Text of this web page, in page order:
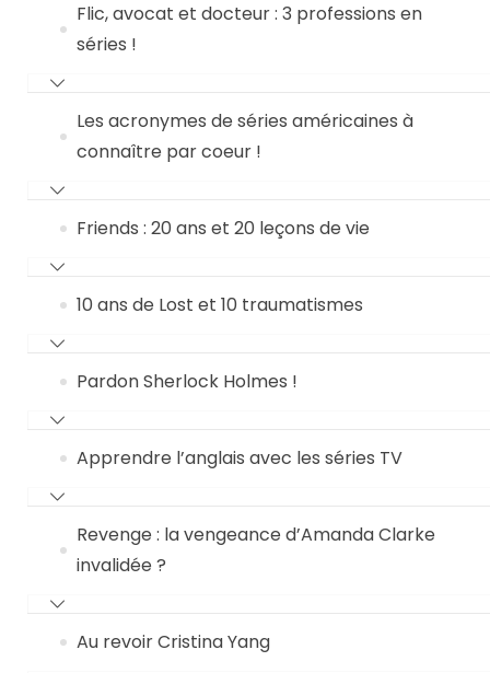
Flic, avocat et docteur : 3 professions en
séries !
Les acronymes de séries américaines à
connaître par coeur !
Friends : 20 ans et 20 leçons de vie
10 ans de Lost et 10 traumatismes
Pardon Sherlock Holmes !
Apprendre l’anglais avec les séries TV
Revenge : la vengeance d’Amanda Clarke
invalidée ?
Au revoir Cristina Yang